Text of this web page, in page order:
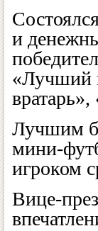
и
«Лучший
Лучшим
мини-
игроком
Вице-